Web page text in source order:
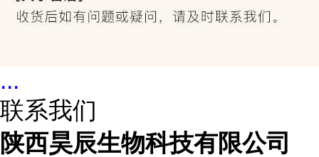
...
联系我们
陕西昊辰生物科技有限公司